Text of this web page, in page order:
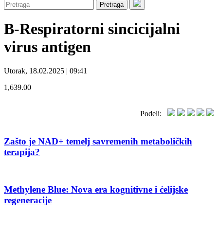
Pretraga
B-Respiratorni sincicijalni
virus antigen
Utorak, 18.02.2025 | 09:41
1,639.00
Podeli:
Zašto je NAD+ temelj savremenih metaboličkih
terapija?
Methylene Blue: Nova era kognitivne i ćelijske
regeneracije